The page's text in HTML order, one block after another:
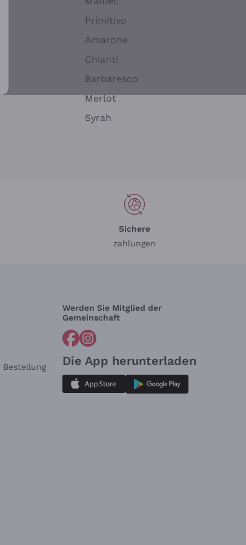
Primitivo
Amarone
Chianti
Barbaresco
Merlot
Syrah
Sichere
zahlungen
Werden Sie Mitglied der
Gemeinschaft
Die App herunterladen